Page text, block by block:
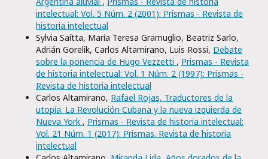
intelectual: Vol. 5 Núm. 2 (2001): Prismas - Revista de
historia intelectual
Sylvia Saítta, María Teresa Gramuglio, Beatriz Sarlo,
Adrián Gorelik, Carlos Altamirano, Luis Rossi, Debate
sobre la ponencia de Hugo Vezzetti , Prismas - Revista
de historia intelectual: Vol. 1 Núm. 2 (1997): Prismas -
Revista de historia intelectual
Carlos Altamirano, Rafael Rojas, Traductores de la
utopía. La Revolución Cubana y la nueva izquierda de
Nueva York , Prismas - Revista de historia intelectual:
Vol. 21 Núm. 1 (2017): Prismas. Revista de historia
intelectual